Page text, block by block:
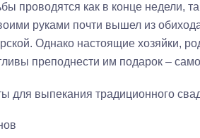
проводятся как в конце недели,
руками почти вышел из
Однако настоящие хозяйки,
преподнести им подарок –
для выпекания традиционного